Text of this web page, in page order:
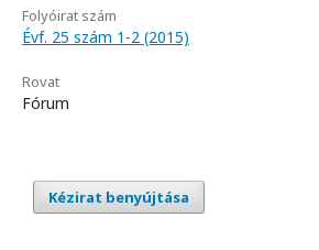
Folyóirat szám
Évf. 25 szám 1-2 (2015)
Rovat
Fórum
Kézirat benyújtása